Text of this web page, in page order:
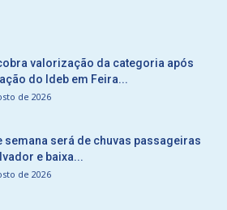
valorização da categoria após
do Ideb em Feira...
de 2026
semana será de chuvas passageiras
e baixa...
de 2026